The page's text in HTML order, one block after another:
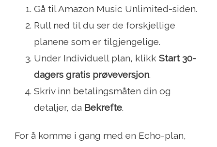
Gå til Amazon Music Unlimited-siden.
Rull ned til du ser de forskjellige
planene som er tilgjengelige.
Under Individuell plan, klikk Start 30-
dagers gratis prøveversjon.
Skriv inn betalingsmåten din og
detaljer, da Bekrefte.
For å komme i gang med en Echo-plan,